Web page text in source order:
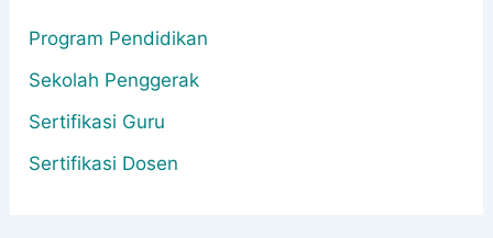
Program Pendidikan
Sekolah Penggerak
Sertifikasi Guru
Sertifikasi Dosen